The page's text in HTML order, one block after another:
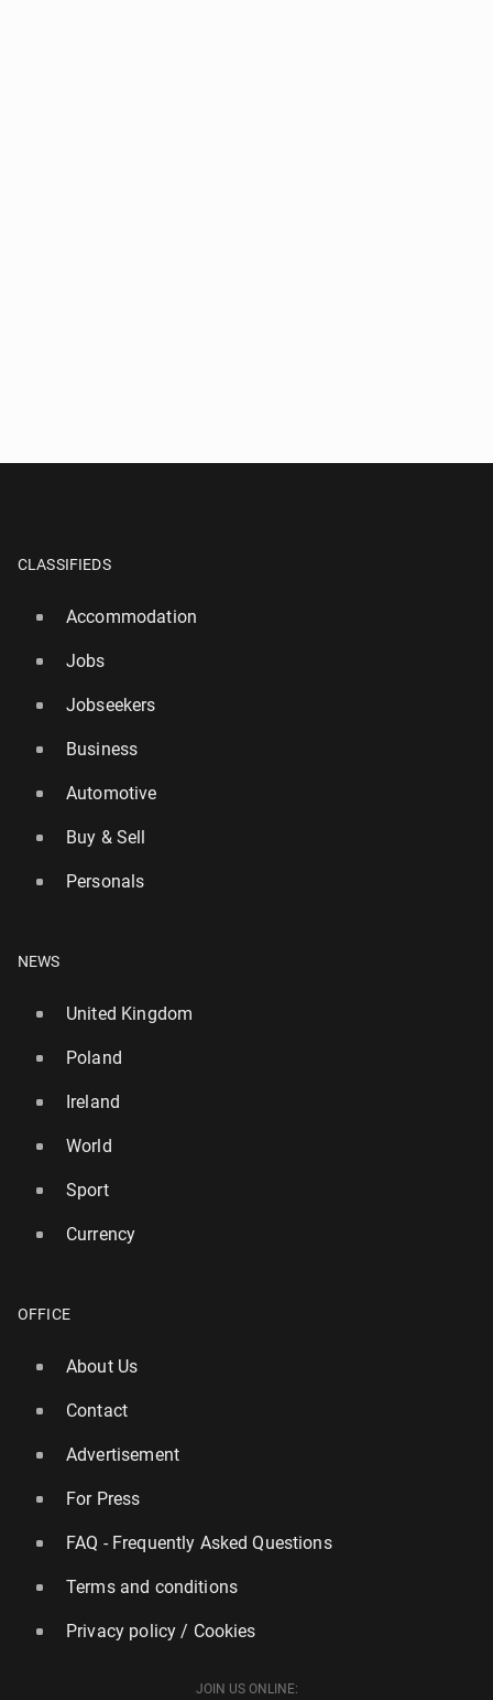
CLASSIFIEDS
Accommodation
Jobs
Jobseekers
Business
Automotive
Buy & Sell
Personals
NEWS
United Kingdom
Poland
Ireland
World
Sport
Currency
OFFICE
About Us
Contact
Advertisement
For Press
FAQ - Frequently Asked Questions
Terms and conditions
Privacy policy / Cookies
JOIN US ONLINE: